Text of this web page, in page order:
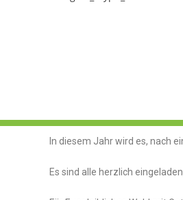
In diesem Jahr wird es, nach
Es sind alle herzlich